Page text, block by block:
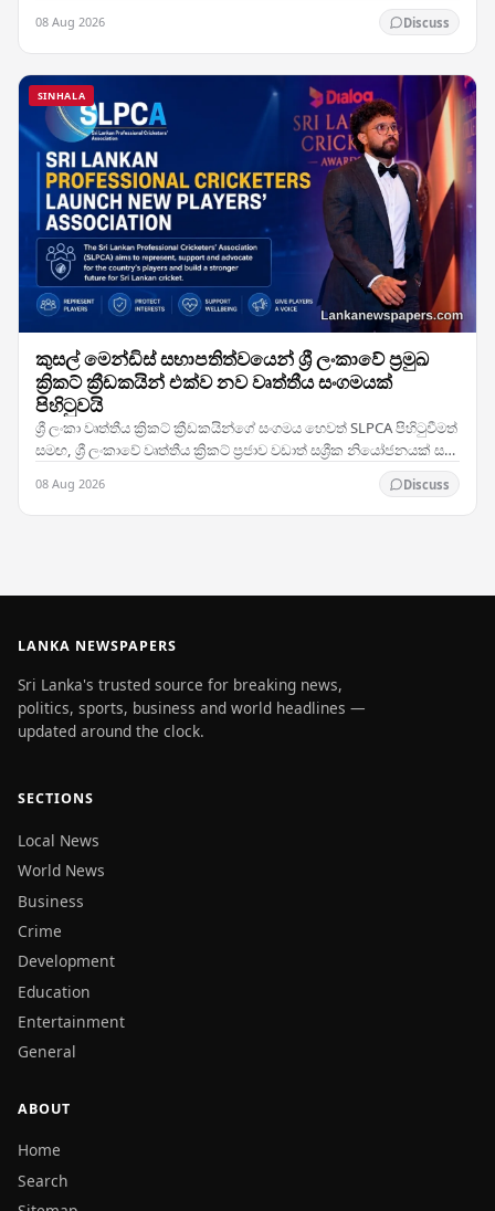
08 Aug 2026 Discuss
SINHALA
කුසල් මෙන්ඩිස් සභාපතිත්වයෙන් ශ්‍රී ලංකාවේ ප්‍රමුඛ
ක්‍රිකට් ක්‍රීඩකයින් එක්ව නව වෘත්තීය සංගමයක්
පිහිටුවයි
ශ්‍රී ලංකා වෘත්තීය ක්‍රිකට් ක්‍රීඩකයින්ගේ සංගමය හෙවත් SLPCA පිහිටුවීමත්
සමඟ, ශ්‍රී ලංකාවේ වෘත්තීය ක්‍රිකට් ප්‍රජාව වඩාත් සශ්‍රීක නියෝජනයක් සහ
08 Aug 2026 Discuss
LANKA NEWSPAPERS
Sri Lanka's trusted source for breaking news,
politics, sports, business and world headlines —
updated around the clock.
SECTIONS
Local News
World News
Business
Crime
Development
Education
Entertainment
General
ABOUT
Home
Search